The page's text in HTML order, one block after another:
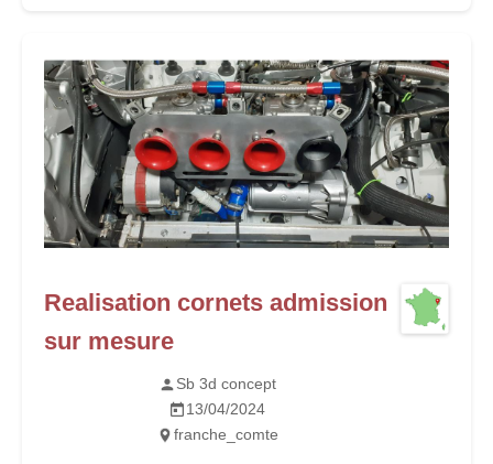
Realisation cornets admission
sur mesure
Sb 3d concept
13/04/2024
franche_comte